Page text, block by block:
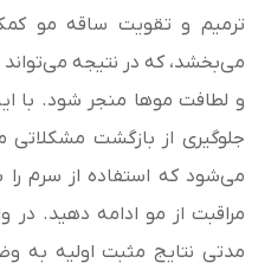
ترمیم و تقویت ساقه مو
می‌بخشد، که در نتیجه
و لطافت موها منجر شود. با
جلوگیری از بازگشت
می‌شود که استفاده از سرم را
مراقبت از مو ادامه دهید.
مدتی نتایج مثبت اولیه به